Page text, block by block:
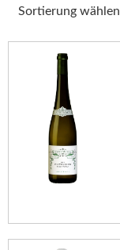
Sortierung wählen